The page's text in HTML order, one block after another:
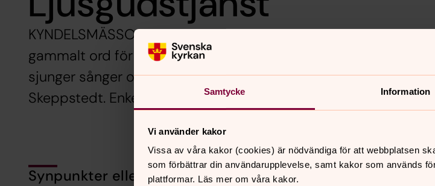
Samtycke Information
Vi använder kakor
Vissa av våra kakor (cookies) är nödvändiga för att webbplatsen
som förbättrar din användarupplevelse, samt kakor som används
plattformar. Läs mer om våra kakor.
KYNDELSMÄSSODAGEN 6 FEBRUARI 11.00 i Nora kyrka. Kyndel
gammalt ord för ljus eller bloss. Denna dag läser vi texter och
sjunger sånger om Kristus som världens ljus. Präst är Thorleif
Skeppstedt. Enkelt kyrkkaffe serveras. Välkommen!
Synpunkter eller frågor på sidans innehåll?